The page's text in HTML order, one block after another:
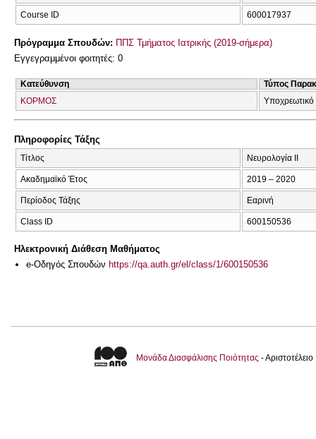
Course ID 600017937
Πρόγραμμα Σπουδών: ΠΠΣ Τμήματος Ιατρικής (2019-σήμερα)
Εγγεγραμμένοι φοιτητές: 0
Κατεύθυνση
Τύπος
ΚΟΡΜΟΣ
Υποχρεωτικό
Πληροφορίες Τάξης
Τίτλος Νευρολογία II
Ακαδημαϊκό Έτος 2019 – 2020
Περίοδος Τάξης Εαρινή
Class ID 600150536
Ηλεκτρονική Διάθεση Μαθήματος
e-Οδηγός Σπουδών https://qa.auth.gr/el/class/1/600150536
Μονάδα Διασφάλισης Ποιότητας -